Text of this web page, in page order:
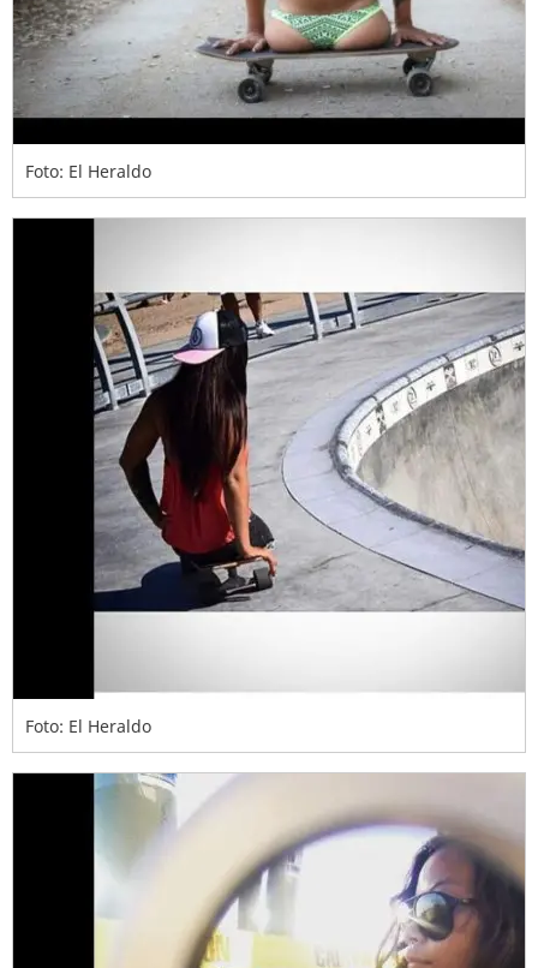
Foto: El Heraldo
Foto: El Heraldo